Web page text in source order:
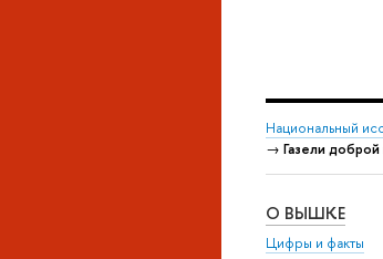
Национальный
→ Газели
О ВЫШКЕ
Цифры и факты